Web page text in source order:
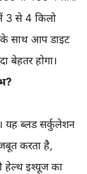
3 से 4 किलो
साथ आप डाइट
बेहतर होगा।
यह ब्लड सर्कुलेशन
करता है,
हेल्थ इश्यूज का